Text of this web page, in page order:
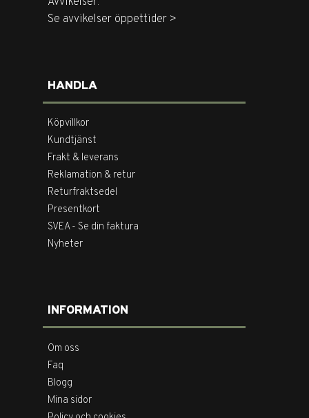
Se avvikelser öppettider >
HANDLA
Köpvillkor
Kundtjänst
Frakt & leverans
Reklamation & retur
Returfraktsedel
Presentkort
SVEA - Se din faktura
Nyheter
INFORMATION
Om oss
Faq
Blogg
Mina sidor